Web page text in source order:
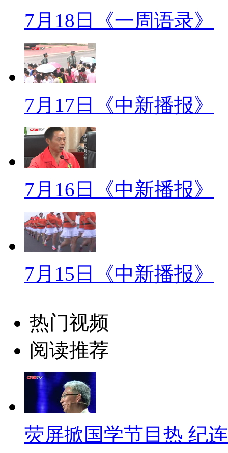
下它这个出于自发的敬意，当
满这个人文关怀。
解说：在电子阅读大行其道
明眼人都看得出来，能挣钱的几
记者采访时也表示，书店创办
把“24小时书店”传达出的对阅
外地人云集的快节奏城市，他就
同期：广州24小时书店店主
一个百分之百纯粹的一个书
家店，我没有足够的经济支撑
同期：广州民众李小姐
抱着一本书，一直读到深夜
浪漫的一种情怀，应该每个人
解说：刘二囍说自己如此看重
涯，在他看来像广州这样的城市
容并包的接纳和关怀。而他的
一个温暖的落脚之地。
同期：广州24小时书店店主
我这里做的只是一个沙发客
7月18日《一周语录》
7月17日《中新播报》
7月16日《中新播报》
7月15日《中新播报》
热门视频
阅读推荐
荧屏掀国学节目热 纪